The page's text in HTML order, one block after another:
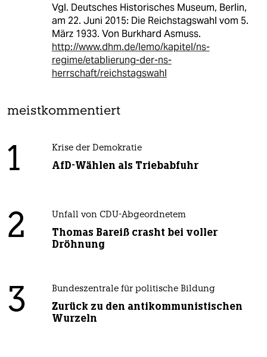
Vgl. Deutsches Historisches Museum, Berlin,
am 22. Juni 2015: Die Reichstagswahl vom 5.
März 1933. Von Burkhard Asmuss.
http://www.dhm.de/lemo/kapitel/ns-
regime/etablierung-der-ns-
herrschaft/reichstagswahl
meistkommentiert
1 Krise der Demokratie
AfD-Wählen als Triebabfuhr
2 Unfall von CDU-Abgeordnetem
Thomas Bareiß crasht bei voller
Dröhnung
3 Bundeszentrale für politische Bildung
Zurück zu den antikommunistischen
Wurzeln